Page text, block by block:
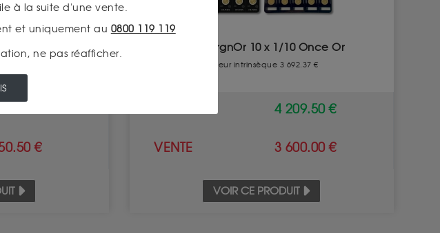
1 Once Argent
€
EpargnOr 10 x 1/10 Once Or
Valeur intrinsèque 3 692.37 €
4 209.50 €
VENTE 3 600.00 €
VOIR CE PRODUIT
à la suite d'une vente.
et uniquement au 0800 119 119
ne pas réafficher.